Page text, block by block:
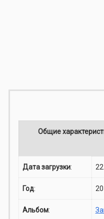
Общие
Дата загрузки:
Год:
Альбом: